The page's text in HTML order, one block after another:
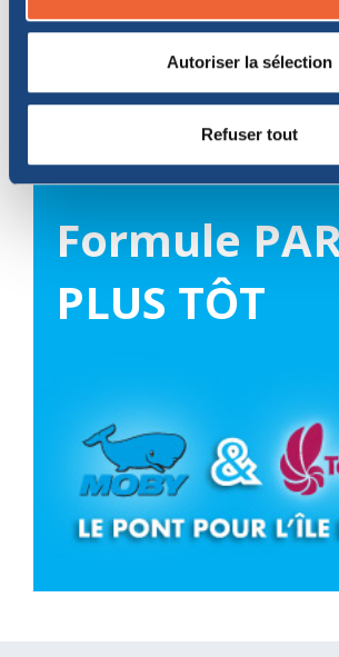
Autoriser la sélection
Refuser tout
Formule
PLUS TÔT